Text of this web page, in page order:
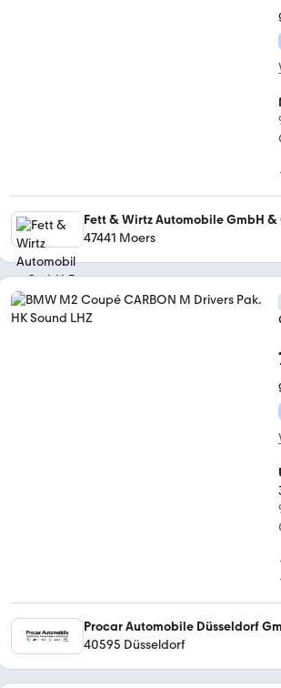
Fett & Wirtz Automobile GmbH &
47441 Moers
Procar Automobile Düsseldorf
40595 Düsseldorf